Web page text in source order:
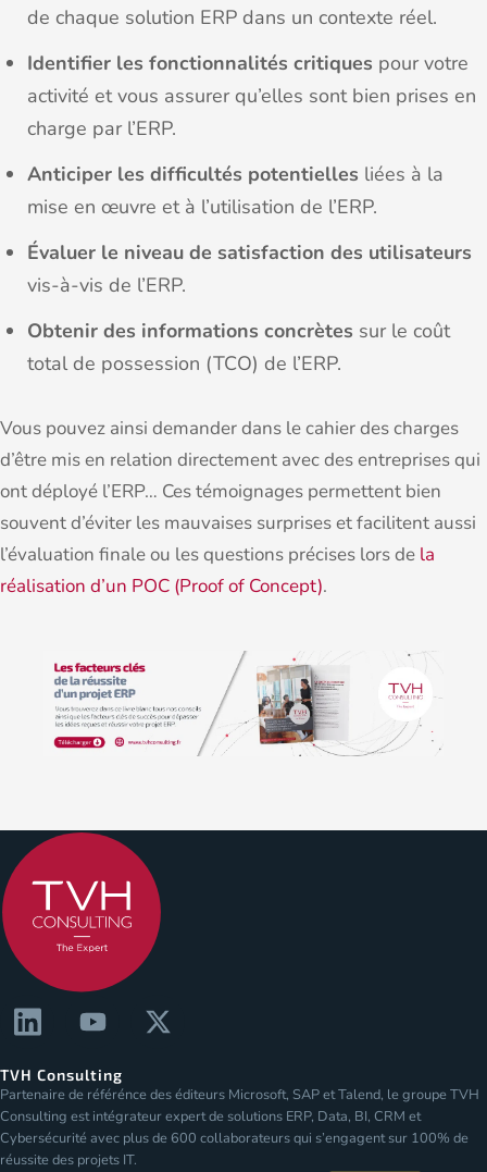
de chaque solution ERP dans un contexte réel.
Identifier les fonctionnalités critiques pour votre
activité et vous assurer qu’elles sont bien prises en
charge par l’ERP.
Anticiper les difficultés potentielles liées à la
mise en œuvre et à l’utilisation de l’ERP.
Évaluer le niveau de satisfaction des utilisateurs
vis-à-vis de l’ERP.
Obtenir des informations concrètes sur le coût
total de possession (TCO) de l’ERP.
Vous pouvez ainsi demander dans le cahier des charges
d’être mis en relation directement avec des entreprises qui
ont déployé l’ERP… Ces témoignages permettent bien
souvent d’éviter les mauvaises surprises et facilitent aussi
l’évaluation finale ou les questions précises lors de la
réalisation d’un POC (Proof of Concept).
TVH Consulting
Partenaire de référénce des éditeurs Microsoft, SAP et Talend, le groupe TVH
Consulting est intégrateur expert de solutions ERP, Data, BI, CRM et
Cybersécurité avec plus de 600 collaborateurs qui s’engagent sur 100% de
réussite des projets IT.